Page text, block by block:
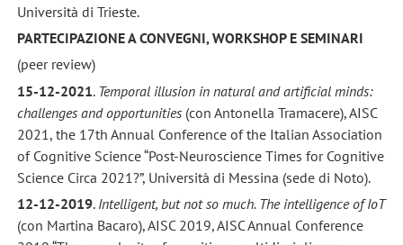
Università di Trieste.
PARTECIPAZIONE A CONVEGNI, WORKSHOP E SEMINARI
(peer review)
15-12-2021. Temporal illusion in natural and artificial minds:
challenges and opportunities(con Antonella Tramacere), AISC
2021, the 17th Annual Conference of the Italian Association
of Cognitive Science “Post-Neuroscience Times for Cognitive
Science Circa 2021?”, Università di Messina (sede di Noto).
12-12-2019. Intelligent, but not so much. The intelligence of IoT
(con Martina Bacaro), AISC 2019, AISC Annual Conference